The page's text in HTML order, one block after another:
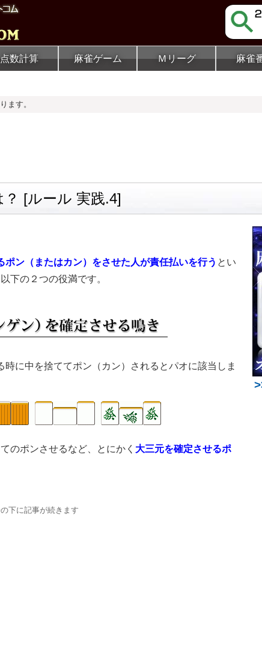
点数計算 麻雀ゲーム Ｍリーグ 麻雀
ます。
[ルール 実践.4]
ポン（またはカン）をさせた人が責任払いを行う とい
下の２つの役満です。
に中を捨ててポン（カン）されるとパオに該当しま
のポンさせるなど、とにかく 大三元を確定させるポ
下に記事が続きます